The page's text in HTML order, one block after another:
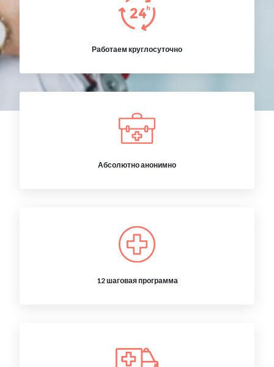
Работаем круглосуточно
Абсолютно анонимно
12 шаговая программа